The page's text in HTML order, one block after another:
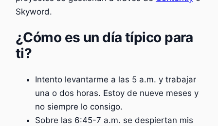
Skyword.
¿Cómo es un día típico para
ti?
Intento levantarme a las 5 a.m. y trabajar
una o dos horas. Estoy de nueve meses y
no siempre lo consigo.
Sobre las 6:45-7 a.m. se despiertan mis